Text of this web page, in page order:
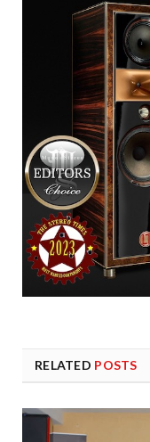
RELATED POSTS